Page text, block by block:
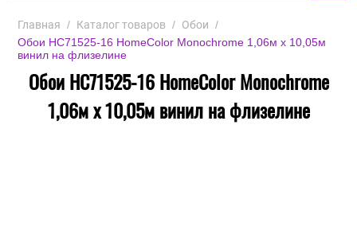
Главная / Каталог товаров / Обои /
Обои HC71525-16 HomeColor Monochrome 1,06м х 10,05м
винил на флизелине
Обои HC71525-16 HomeColor Monochrome
1,06м х 10,05м винил на флизелине